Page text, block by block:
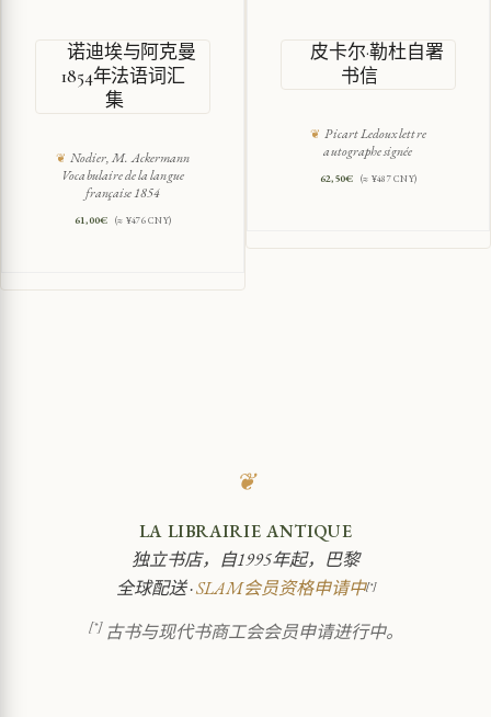
诺迪埃与阿克曼
1854年法语词汇
集
Nodier, M. Ackermann
Vocabulaire de la langue
française 1854
61,00€ (≈ ¥476 CNY)
皮卡尔·勒杜自署
书信
Picart Ledoux lettre
autographe signée
62,50€ (≈ ¥487 CNY)
❦
LA LIBRAIRIE ANTIQUE
独立书店，自1995年起，巴黎
全球配送 ·SLAM会员资格申请中[*]
[*]古书与现代书商工会会员申请进行中。